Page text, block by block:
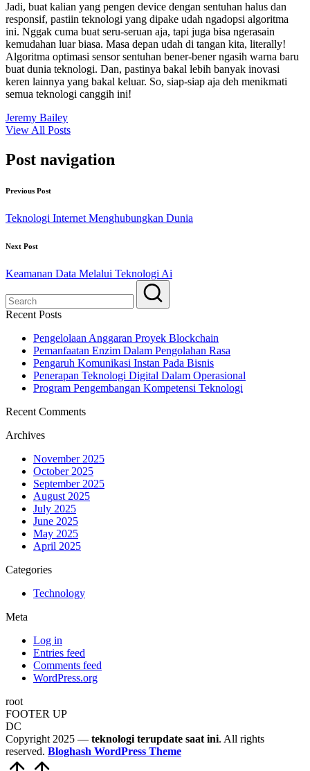
Jadi, buat kalian yang pengen device dengan sentuhan halus dan
responsif, pastiin teknologi yang dipake udah ngadopsi algoritma
ini. Nggak cuma buat seru-seruan aja, tapi juga bisa ngerasain
kemudahan luar biasa. Masa depan udah di tangan kita, literally!
Algoritma optimasi sensor sentuhan bener-bener ngasih warna baru
buat dunia teknologi. Dan, pastinya bakal lebih banyak inovasi
keren lainnya yang bakal keluar. So, siap-siap aja deh menikmati
semua teknologi canggih ini!
Jeremy Bailey
View All Posts
Post navigation
Previous Post
Teknologi Internet Menghubungkan Dunia
Next Post
Keamanan Data Melalui Teknologi Ai
Recent Posts
Pengelolaan Anggaran Proyek Blockchain
Pemanfaatan Enzim Dalam Pengolahan Rasa
Pengaruh Komunikasi Instan Pada Bisnis
Penerapan Teknologi Digital Dalam Operasional
Program Pengembangan Kompetensi Teknologi
Recent Comments
Archives
November 2025
October 2025
September 2025
August 2025
July 2025
June 2025
May 2025
April 2025
Categories
Technology
Meta
Log in
Entries feed
Comments feed
WordPress.org
root
FOOTER UP
DC
Copyright 2025 — teknologi terupdate saat ini. All rights
reserved. Bloghash WordPress Theme